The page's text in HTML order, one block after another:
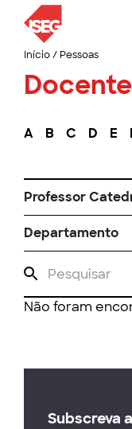
Início/ Pessoas
A B C D E
Professor
Departamento
Não foram
Subscreva